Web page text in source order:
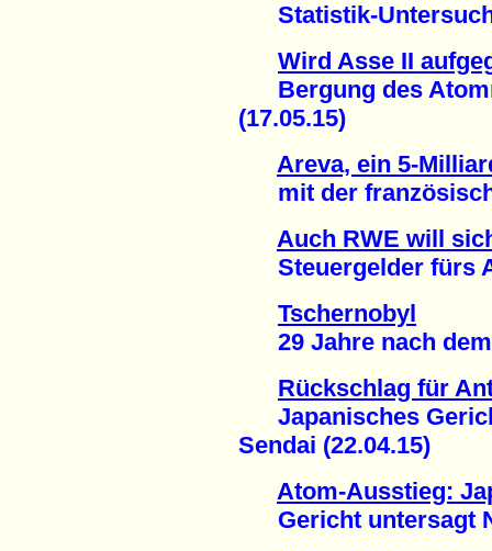
Statistik-
Wird Asse II
Bergung des
(17.05.15)
Areva, ein 5-
mit der
Auch RWE will
Steuergelder fürs
Tschernobyl
29 Jahre nach dem
Rückschlag für
Japanisches
Sendai (22.04.15)
Atom-Ausstieg:
Gericht untersagt